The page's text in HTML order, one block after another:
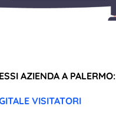
AZIENDA A PALERMO:
VISITATORI